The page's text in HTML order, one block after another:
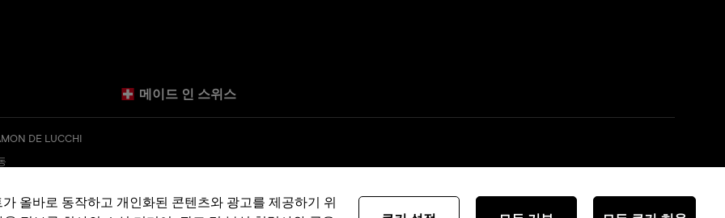
메이드 인 스위스
DE LUCCHI
올바로 동작하고 개인화된 콘텐츠와 광고를 제공하기 위